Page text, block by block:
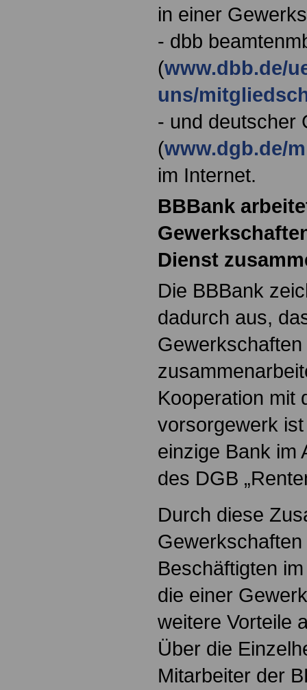
in einer
- dbb
(www.dbb.de/
uns/
- und deutscher
(www.dgb.de/
im Internet.
BBBank
Dienst
Die BBBank
dadurch aus,
Kooperation mit
vorsorgewerk
einzige Bank im
des DGB
Durch diese
Beschäftigten
die einer
weitere Vorteile
Über die
Mitarbeiter der